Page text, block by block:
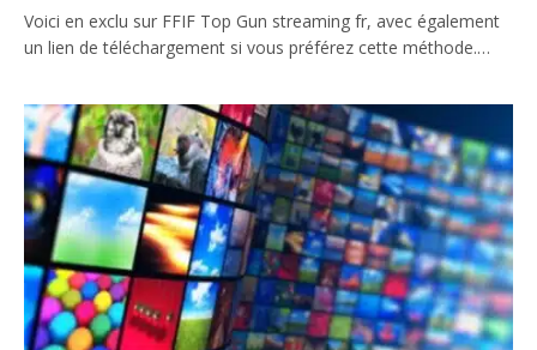
Voici en exclu sur FFIF Top Gun streaming fr, avec également
un lien de téléchargement si vous préférez cette méthode.…